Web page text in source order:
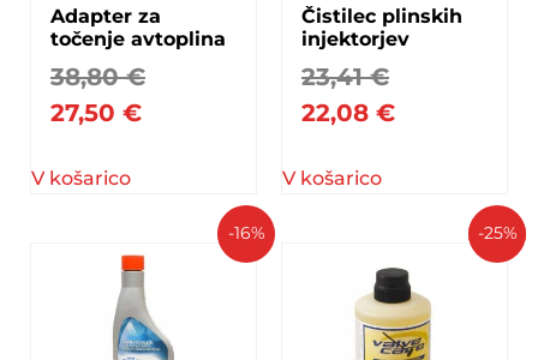
Adapter za
točenje avtoplina
38,80€
27,50 €
V košarico
Čistilec plinskih
injektorjev
23,41€
22,08€
V košarico
-16% -25%